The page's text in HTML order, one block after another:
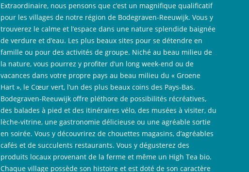
Extraordinaire, nous pensons que c’est un magnifique qualificatif
pour les villages de notre région de Bodegraven-Reeuwijk. Vous y
trouverez le calme et l’espace dans une nature splendide baignée
de verdure et d’eau. Les plus beaux sites pour se détendre en
famille ou pour des activités de groupe. Niché au beau milieu de
la nature, vous pourrez y profiter d’un long week-end ou de
vacances dans votre propre pays au beau milieu du « Groene
Hart », le Cœur vert, l’un des plus beaux coins des Pays-Bas.
Bodegraven-Reeuwijk offre pléthore de possibilités récréatives,
des balades à pied et des itinéraires vélo, des musées à visiter, du
lèche-vitrine, une gastronomie délicieuse ou une agréable sortie
en soirée. Vous y découvrirez de chouettes magasins, d’agréables
cafés et de succulents restaurants. Vous y dégusterez des
produits locaux provenant de la ferme et même un High Tea bio.
Chaque village possède son histoire et est doté de son caractère